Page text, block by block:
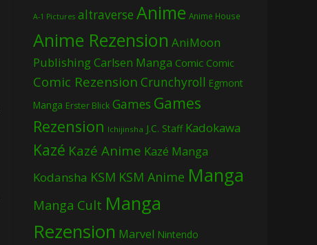
A-1 Pictures altraverse Anime Anime House
Anime Rezension AniMoon
PublishingCarlsen Manga Comic Comic
Comic Rezension Crunchyroll Egmont
Manga Erster Blick Games Games
Rezension Ichijinsha J.C. Staff Kadokawa
Kazé Kazé Anime Kazé Manga
Kodansha KSM KSM Anime Manga
Manga Cult Manga
Rezension Marvel Nintendo